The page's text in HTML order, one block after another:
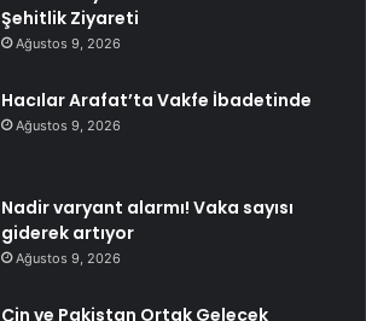
Şehitlik Ziyareti
Ağustos 9, 2026
Hacılar Arafat’ta Vakfe İbadetinde
Ağustos 9, 2026
Nadir varyant alarmı! Vaka sayısı
giderek artıyor
Ağustos 9, 2026
Çin ve Pakistan Ortak Gelecek